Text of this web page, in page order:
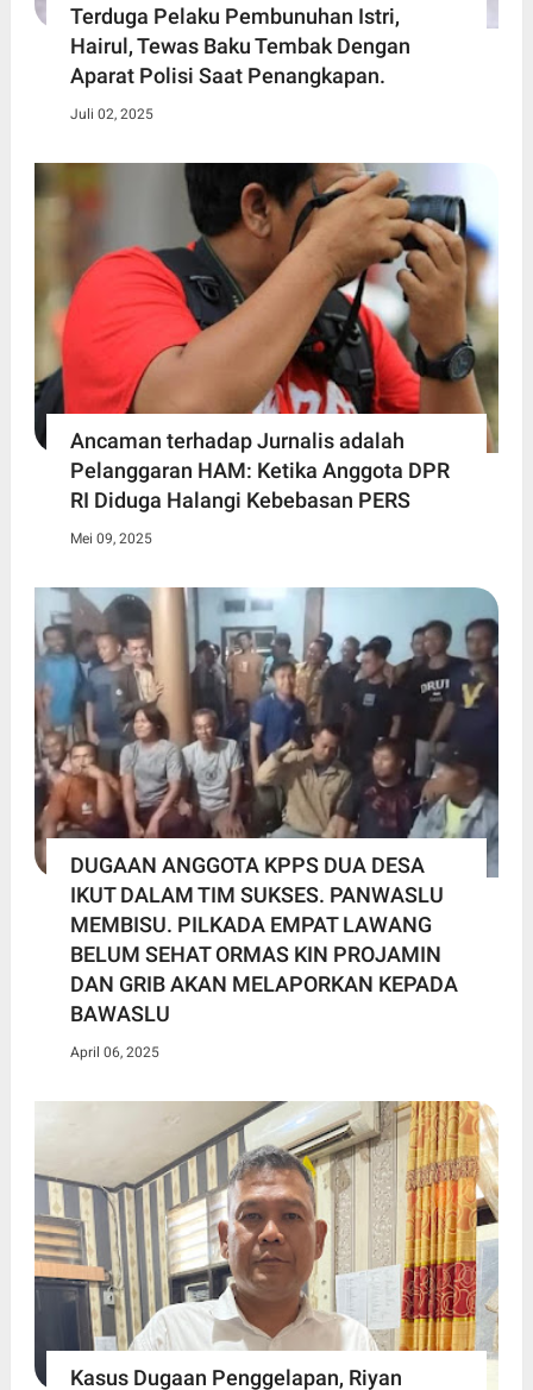
Terduga Pelaku Pembunuhan Istri,
Hairul, Tewas Baku Tembak Dengan
Aparat Polisi Saat Penangkapan.
Juli 02, 2025
Ancaman terhadap Jurnalis adalah
Pelanggaran HAM: Ketika Anggota DPR
RI Diduga Halangi Kebebasan PERS
Mei 09, 2025
DUGAAN ANGGOTA KPPS DUA DESA
IKUT DALAM TIM SUKSES. PANWASLU
MEMBISU. PILKADA EMPAT LAWANG
BELUM SEHAT ORMAS KIN PROJAMIN
DAN GRIB AKAN MELAPORKAN KEPADA
BAWASLU
April 06, 2025
Kasus Dugaan Penggelapan, Riyan